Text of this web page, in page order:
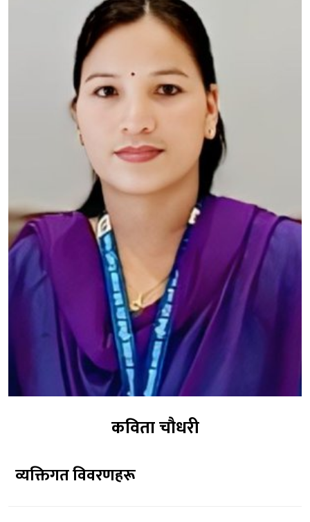
कविता चौधरी
व्यक्तिगत विवरणहरू